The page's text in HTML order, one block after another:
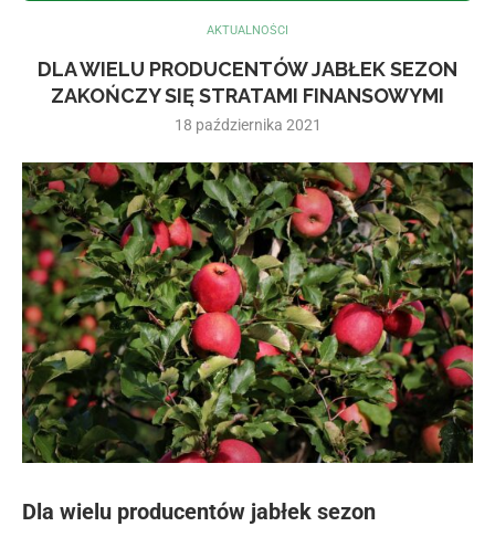
AKTUALNOŚCI
DLA WIELU PRODUCENTÓW JABŁEK SEZON
ZAKOŃCZY SIĘ STRATAMI FINANSOWYMI
18 października 2021
Dla wielu producentów jabłek sezon